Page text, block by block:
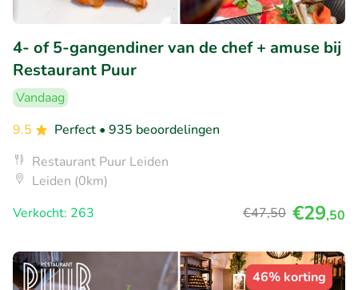
4- of 5-gangendiner van de chef + amuse bij
Restaurant Puur
Vandaag
9.5
Perfect • 935 beoordelingen
Restaurant Puur Leiden
Leiden (0km)
Verkocht: 263
€47,50 €29,50
46% korting